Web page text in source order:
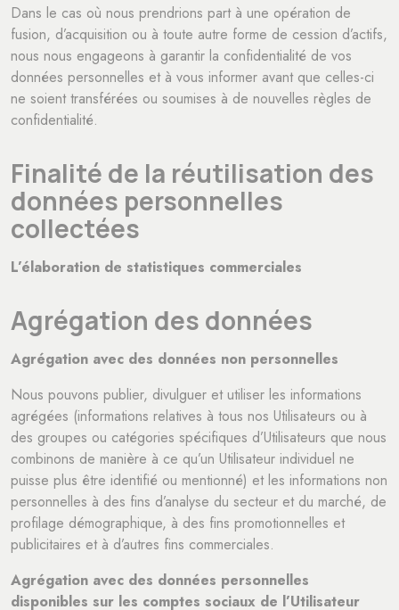
Dans le cas où nous prendrions part à une opération de
fusion, d’acquisition ou à toute autre forme de cession d’actifs,
nous nous engageons à garantir la confidentialité de vos
données personnelles et à vous informer avant que celles-ci
ne soient transférées ou soumises à de nouvelles règles de
confidentialité.
Finalité de la réutilisation des
données personnelles
collectées
L’élaboration de statistiques commerciales
Agrégation des données
Agrégation avec des données non personnelles
Nous pouvons publier, divulguer et utiliser les informations
agrégées (informations relatives à tous nos Utilisateurs ou à
des groupes ou catégories spécifiques d’Utilisateurs que nous
combinons de manière à ce qu’un Utilisateur individuel ne
puisse plus être identifié ou mentionné) et les informations non
personnelles à des fins d’analyse du secteur et du marché, de
profilage démographique, à des fins promotionnelles et
publicitaires et à d’autres fins commerciales.
Agrégation avec des données personnelles
disponibles sur les comptes sociaux de l’Utilisateur